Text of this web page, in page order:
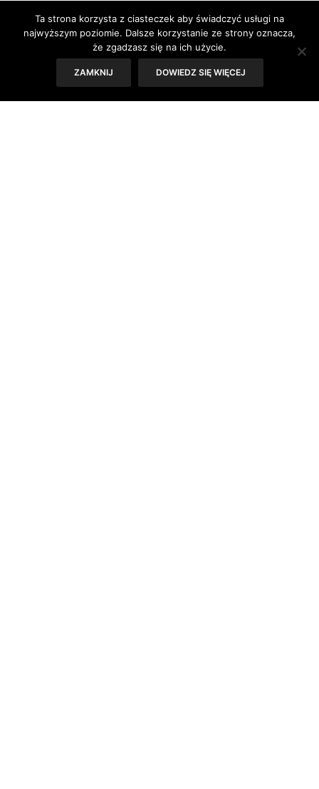
myślenia i działania w określony sposób.
Jeśli myślisz, że błędy poznawcze nie
dotyczą ciebie, bo radzisz sobie z
krytycznym myśleniem lepiej od innych
ludzi, to znak, że powinnaś przeczytać tę
Ta strona korzysta z ciasteczek aby świadczyć usługi na
najwyższym poziomie. Dalsze korzystanie ze strony oznacza,
że zgadzasz się na ich użycie.
ZAMKNIJ DOWIEDZ SIĘ WIĘCEJ